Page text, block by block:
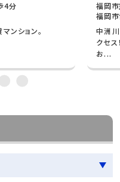
4分
ンション。
福岡
福岡
中洲
クセ
お...